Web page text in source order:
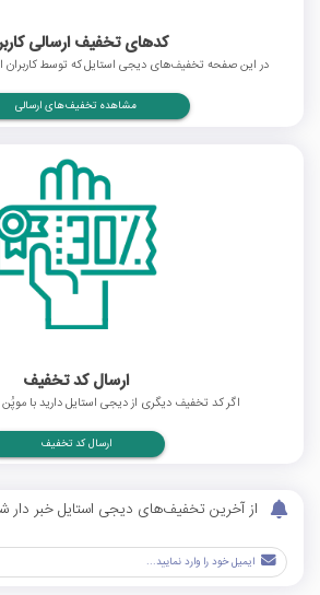
کدهای تخفیف ارسالی
در این صفحه تخفیف‌های دیجی استایل که توسط کاربران
مشاهده تخفیف‌های ارسالی
ارسال کد تخفیف
اگر کد تخفیف دیگری از دیجی استایل دارید با
ارسال کد تخفیف
از آخرین تخفیف‌های دیجی استایل خبر دار